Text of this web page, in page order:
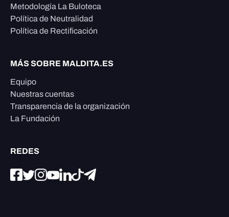
Metodología La Buloteca
Política de Neutralidad
Política de Rectificación
MÁS SOBRE MALDITA.ES
Equipo
Nuestras cuentas
Transparencia de la organización
La Fundación
REDES